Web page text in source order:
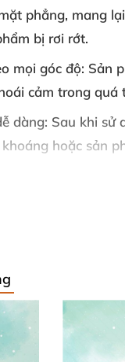
phẳng, mang
bị rơi rớt.
mọi góc độ: Sản
cảm trong quá
dàng: Sau khi sử
hoặc sản
dễ dàng , khả
một